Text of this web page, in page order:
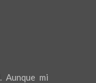
. Aunque mi